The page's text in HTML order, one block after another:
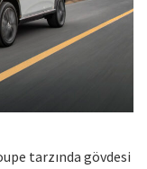
tarzında gövdesi